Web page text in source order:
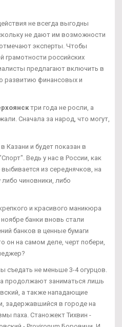
не всегда выгодны
не дают им возможности
эксперты. Чтобы
грамотности российских
предлагают включить в
развитию финансовых и
три года не росли, а
Сначала за народ, что могут,
Казани и будет показан в
Ведь у нас в России, как
из середнячков, на
чиновники, либо
и красивого маникюра
банки вновь стали
банков в ценные бумаги
он на самом деле, черт побери,
съедать не меньше 3-4 огурцов.
продолжают заниматься лишь
а также нападающие
задержавшийся в городе на
паха. Станожект Тихвин -